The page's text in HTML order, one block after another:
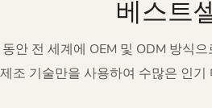
베스트
안 전 세계에 OEM 및 ODM 방식
조 기술만을 사용하여 수많은 인